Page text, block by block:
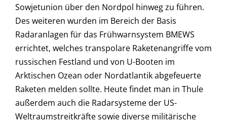
Sowjetunion über den Nordpol hinweg zu führen.
Des weiteren wurden im Bereich der Basis
Radaranlagen für das Frühwarnsystem BMEWS
errichtet, welches transpolare Raketenangriffe vom
russischen Festland und von U-Booten im
Arktischen Ozean oder Nordatlantik abgefeuerte
Raketen melden sollte. Heute findet man in Thule
außerdem auch die Radarsysteme der US-
Weltraumstreitkräfte sowie diverse militärische